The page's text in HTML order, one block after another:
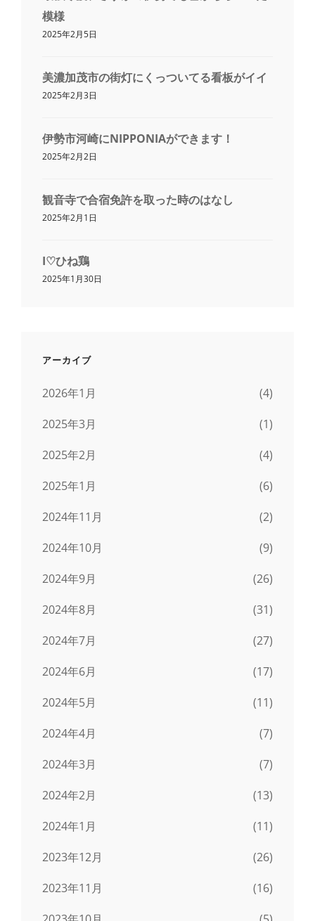
模様
2025年2月5日
美濃加茂市の街灯にくっついてる看板がイイ
2025年2月3日
伊勢市河崎にNIPPONIAができます！
2025年2月2日
観音寺で合宿免許を取った時のはなし
2025年2月1日
I♡ひね鶏
2025年1月30日
アーカイブ
2026年1月
(4)
2025年3月
(1)
2025年2月
(4)
2025年1月
(6)
2024年11月
(2)
2024年10月
(9)
2024年9月
(26)
2024年8月
(31)
2024年7月
(27)
2024年6月
(17)
2024年5月
(11)
2024年4月
(7)
2024年3月
(7)
2024年2月
(13)
2024年1月
(11)
2023年12月
(26)
2023年11月
(16)